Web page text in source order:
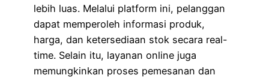
lebih luas. Melalui platform ini, pelanggan
dapat memperoleh informasi produk,
harga, dan ketersediaan stok secara real-
time. Selain itu, layanan online juga
memungkinkan proses pemesanan dan